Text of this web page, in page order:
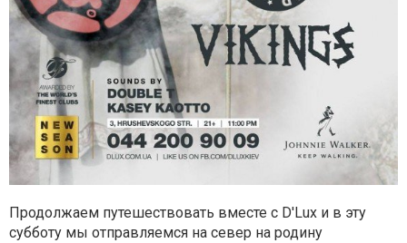
Продолжаем путешествовать вместе с D'Lux и в эту
субботу мы отправляемся на север на родину